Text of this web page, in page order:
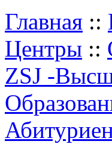
Главная ::
Центры ::
ZSJ -